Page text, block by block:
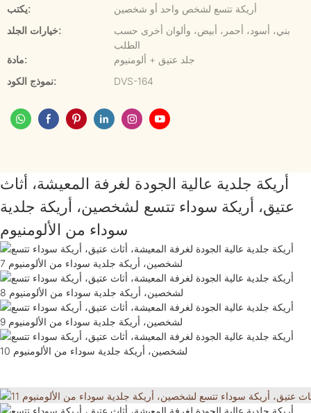
يكتب:
أريكة تتسع لشخص واحد أو شخصين
خيارات الجلد:
بني، أسود، أحمر، أبيض، وألوان أخرى حسب
الطلب
مادة:
جلد عتيق + ألومنيوم
نموذج الكود:
DVS-164
أريكة جلدية عالية الجودة لغرفة المعيشة، أثاث
عتيق، أريكة سوداء تتسع لشخصين، أريكة جلدية
سوداء من الألومنيوم